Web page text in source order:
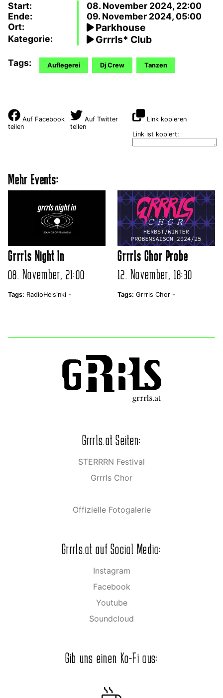
Start:
08. November 2024, 22:00
Ende:
09. November 2024, 05:00
Ort:
Parkhouse
Kategorie: Grrrls* Club
Tags: Auflegerei Dj Crew Tanzen
Auf Facebook
teilen
Auf Twitter
teilen
Link kopieren
Link ist kopiert:
Mehr Events:
Grrrls Night In
08. November, 21:00
Tags: RadioHelsinki -
Grrrls Chor Probe
12. November, 18:30
Tags: Grrrls Chor -
Grrrls.at Seiten:
STERRRN Festival
Grrrls Chor
Offizielle Fotogalerie
Grrrls.at auf Social Media:
Instagram
Facebook
Youtube
Soundcloud
Gib uns einen Ko-Fi aus: